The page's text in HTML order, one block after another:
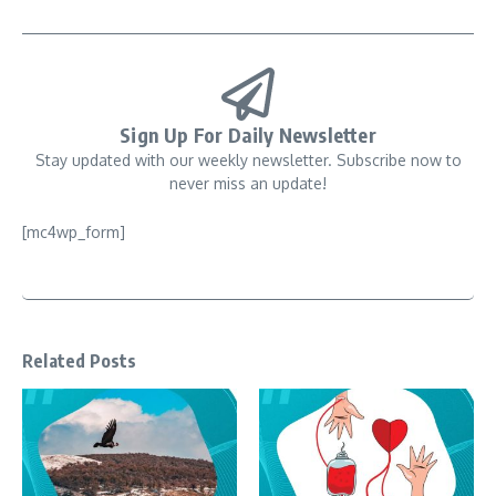
Sign Up For Daily Newsletter
Stay updated with our weekly newsletter. Subscribe now to
never miss an update!
[mc4wp_form]
Related Posts